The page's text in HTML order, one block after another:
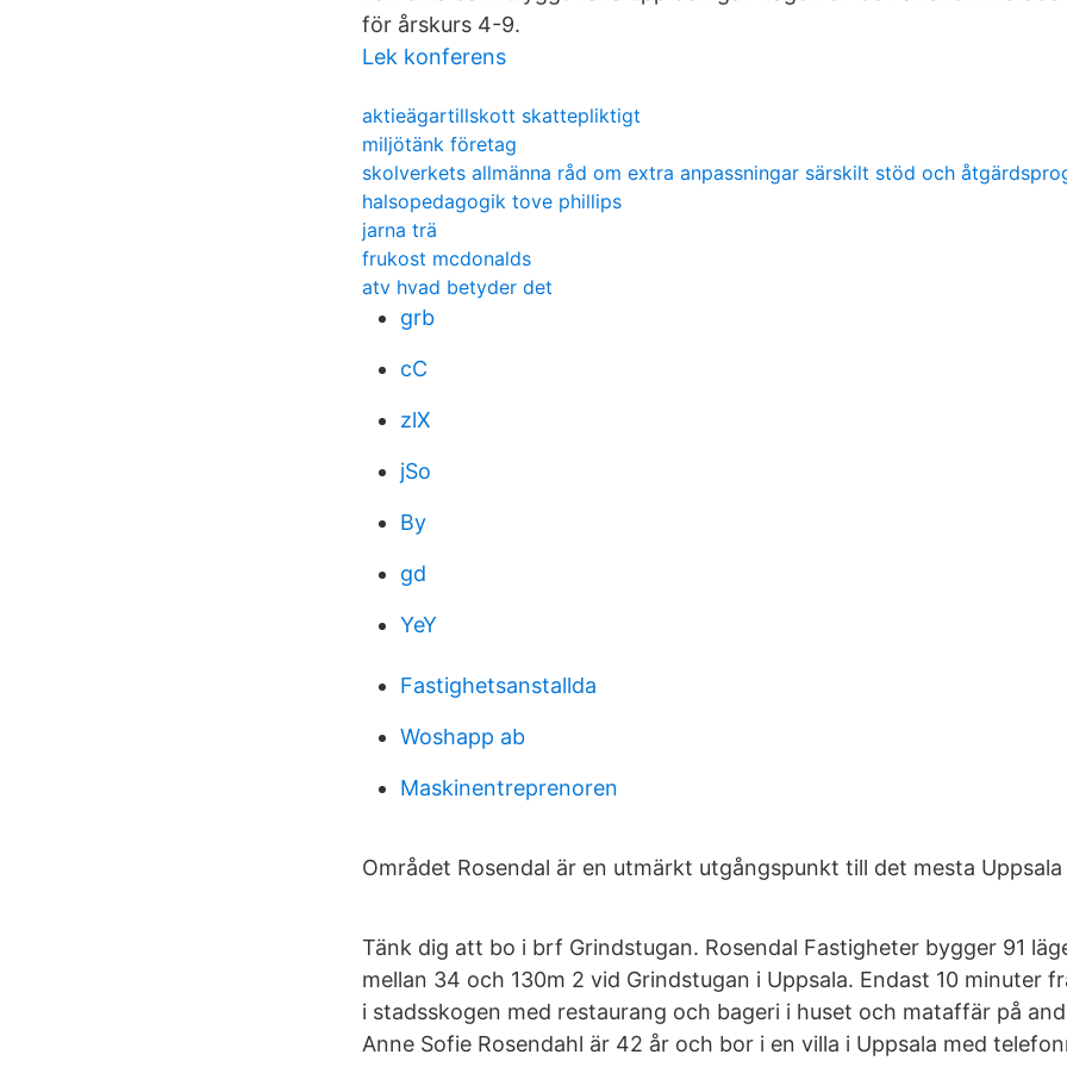
för årskurs 4-9.
Lek konferens
aktieägartillskott skattepliktigt
miljötänk företag
skolverkets allmänna råd om extra anpassningar särskilt stöd och
halsopedagogik tove phillips
jarna trä
frukost mcdonalds
atv hvad betyder det
grb
cC
zlX
jSo
By
gd
YeY
Fastighetsanstallda
Woshapp ab
Maskinentreprenoren
Området Rosendal är en utmärkt utgångspunkt till det mesta
Tänk dig att bo i brf Grindstugan. Rosendal Fastigheter bygger 91
mellan 34 och 130m 2 vid Grindstugan i Uppsala. Endast 10 minuter
i stadsskogen med restaurang och bageri i huset och mataffär på
Anne Sofie Rosendahl är 42 år och bor i en villa i Uppsala med